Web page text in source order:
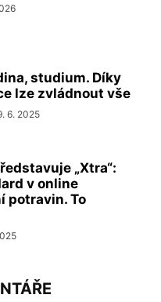
studium. Díky
lze zvládnout vše
6. 2025
„Xtra“:
v online
potravin. To